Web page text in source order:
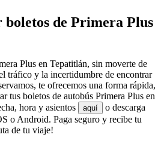
boletos de Primera Plus
Plus en Tepatitlán, sin moverte de
tráfico y la incertidumbre de encontrar
te ofrecemos una forma rápida,
tus boletos de autobús Primera Plus en
hora y asientos
aquí
o descarga
o Android. Paga seguro y recibe tu
de tu viaje!